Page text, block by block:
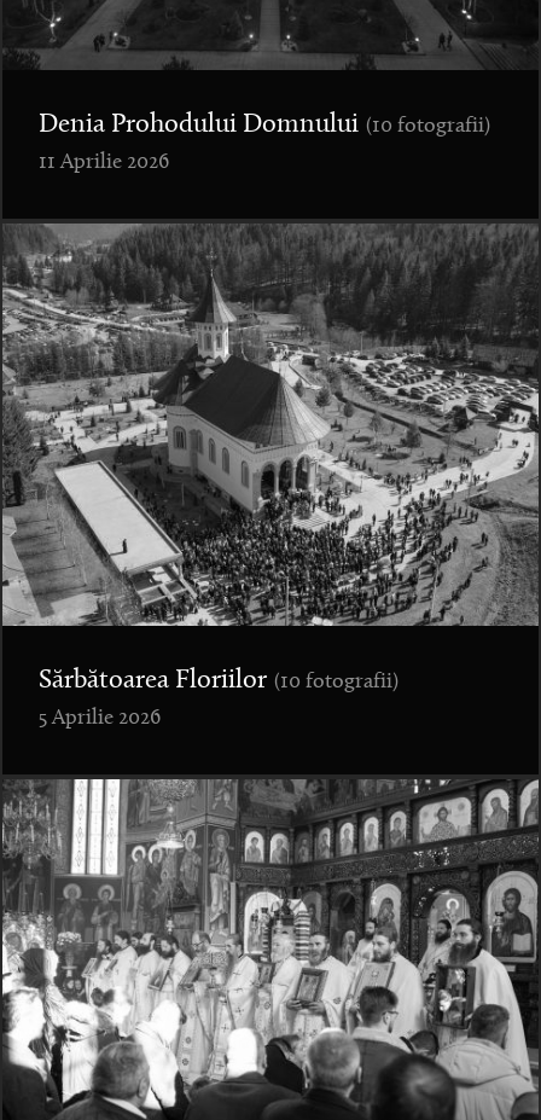
Denia Prohodului Domnului (10 fotografii)
11 Aprilie 2026
Sărbătoarea Floriilor (10 fotografii)
5 Aprilie 2026